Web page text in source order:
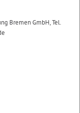
Bremen GmbH, Tel.